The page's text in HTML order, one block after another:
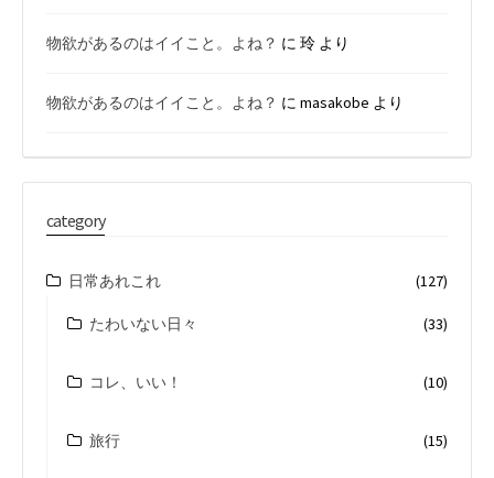
物欲があるのはイイこと。よね？ に 玲 より
物欲があるのはイイこと。よね？ に masakobe より
category
日常あれこれ (127)
たわいない日々 (33)
コレ、いい！ (10)
旅行 (15)